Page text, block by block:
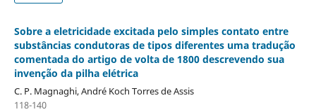
Sobre a eletricidade excitada pelo simples contato entre
substâncias condutoras de tipos diferentes uma tradução
comentada do artigo de volta de 1800 descrevendo sua
invenção da pilha elétrica
C. P. Magnaghi, André Koch Torres de Assis
118-140